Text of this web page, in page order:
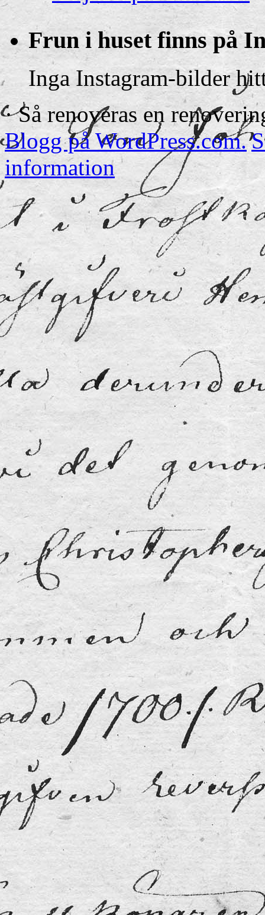
Frun i huset finns på
Inga Instagram-bilder
· Så renoveras en
Blogg på WordPress.com.
information